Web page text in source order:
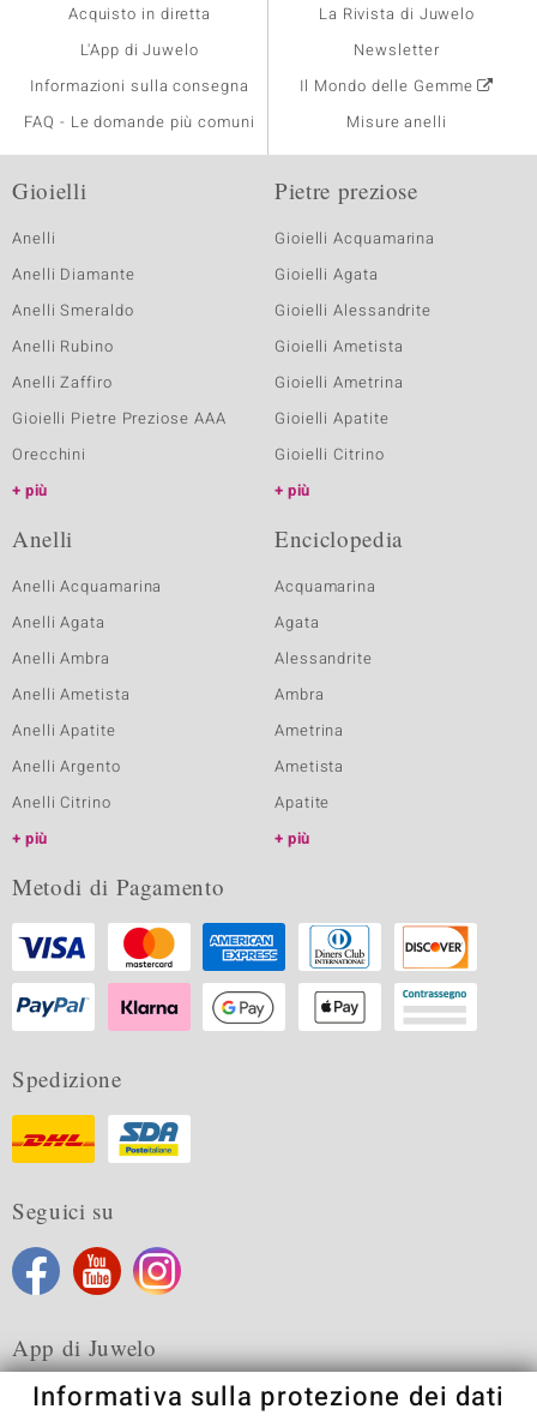
Acquisto in diretta
L'App di Juwelo
Informazioni sulla consegna
FAQ - Le domande più comuni
La Rivista di Juwelo
Newsletter
Il Mondo delle Gemme
Misure anelli
Gioielli
Anelli
Anelli Diamante
Anelli Smeraldo
Anelli Rubino
Anelli Zaffiro
Gioielli Pietre Preziose AAA
Orecchini
più
Pietre preziose
Gioielli Acquamarina
Gioielli Agata
Gioielli Alessandrite
Gioielli Ametista
Gioielli Ametrina
Gioielli Apatite
Gioielli Citrino
più
Anelli
Anelli Acquamarina
Anelli Agata
Anelli Ambra
Anelli Ametista
Anelli Apatite
Anelli Argento
Anelli Citrino
più
Enciclopedia
Acquamarina
Agata
Alessandrite
Ambra
Ametrina
Ametista
Apatite
più
Metodi di Pagamento
Spedizione
Seguici su
App di Juwelo
Informativa sulla protezione dei dati